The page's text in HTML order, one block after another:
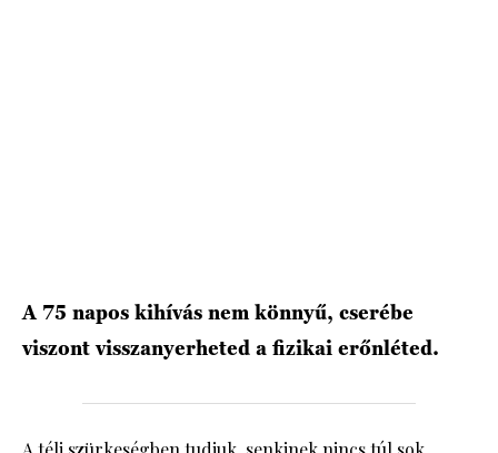
A 75 napos kihívás nem könnyű, cserébe
viszont visszanyerheted a fizikai erőnléted.